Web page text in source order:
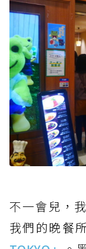
不一會 兒，
我們的晚餐